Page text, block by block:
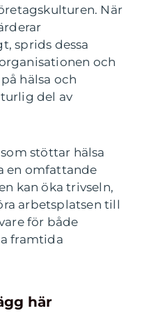
När
sprids dessa
och
hälsa och
del av
stöttar hälsa
en omfattande
kan öka trivseln,
arbetsplatsen till
för både
framtida
här